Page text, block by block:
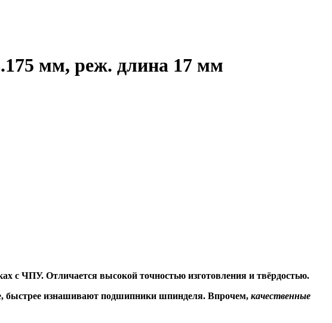
мм, реж. длина 17 мм
с ЧПУ. Отличается высокой точностью изготовления и твёрдостью.
быстрее изнашивают подшипники шпинделя. Впрочем, качественные